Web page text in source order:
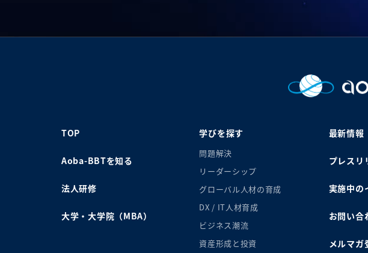
TOP
Aoba-BBTを知る
法人研修
大学・大学院（MBA）
学びを探す
問題解決
リーダーシップ
グローバル人材の育成
DX / IT人材育成
ビジネス潮流
資産形成と投資
最新情報
プレスリ
実施中の
お問い合
メルマガ